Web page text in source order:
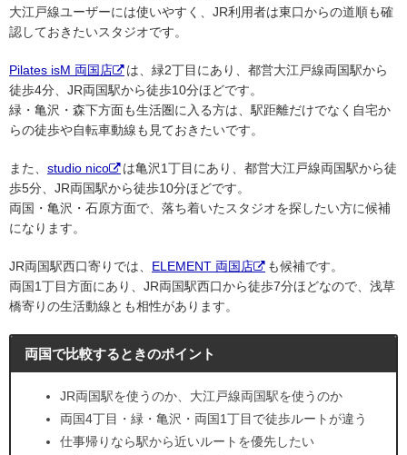
大江戸線ユーザーには使いやすく、JR利用者は東口からの道順も確
認しておきたいスタジオです。
Pilates isM 両国店
は、緑2丁目にあり、都営大江戸線両国駅から
徒歩4分、JR両国駅から徒歩10分ほどです。
緑・亀沢・森下方面も生活圏に入る方は、駅距離だけでなく自宅か
らの徒歩や自転車動線も見ておきたいです。
また、 studio nico
は亀沢1丁目にあり、都営大江戸線両国駅から徒
歩5分、JR両国駅から徒歩10分ほどです。
両国・亀沢・石原方面で、落ち着いたスタジオを探したい方に候補
になります。
JR両国駅西口寄りでは、 ELEMENT 両国店
も候補です。
両国1丁目方面にあり、JR両国駅西口から徒歩7分ほどなので、浅草
橋寄りの生活動線とも相性があります。
両国で比較するときのポイント
JR両国駅を使うのか、大江戸線両国駅を使うのか
両国4丁目・緑・亀沢・両国1丁目で徒歩ルートが違う
仕事帰りなら駅から近いルートを優先したい